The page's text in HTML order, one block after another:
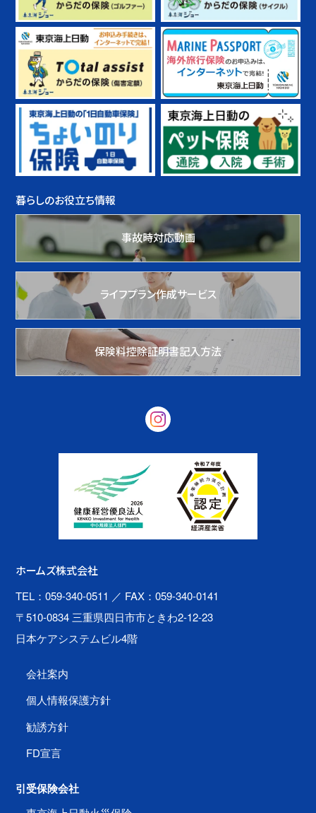
暮らしのお役立ち情報
事故時対応動画
ライフプラン作成サービス
保険料控除証明書記入方法
ホームズ株式会社
TEL：059-340-0511 ／ FAX：059-340-0141
〒510-0834 三重県四日市市ときわ2-12-23
日本ケアシステムビル4階
会社案内
個人情報保護方針
勧誘方針
FD宣言
引受保険会社